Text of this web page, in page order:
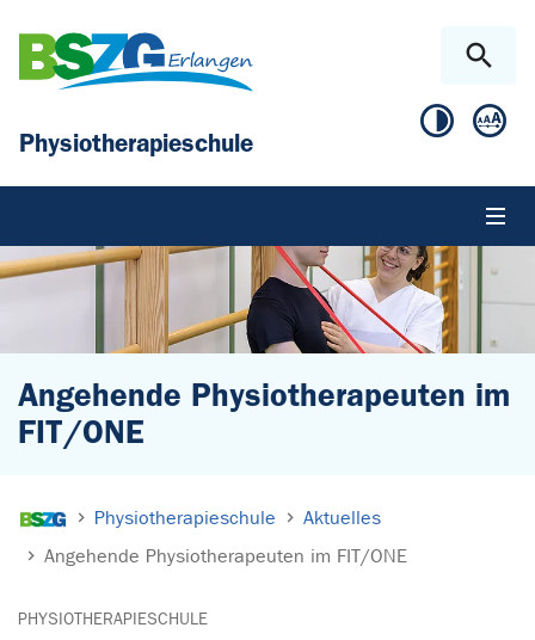
Physiotherapieschule
Angehende Physiotherapeuten im
FIT/ONE
Physiotherapieschule
Aktuelles
Angehende Physiotherapeuten im FIT/ONE
PHYSIOTHERAPIESCHULE